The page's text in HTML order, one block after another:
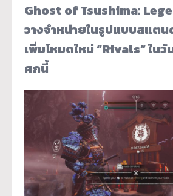
Ghost of Tsushima:
วางจำหน่ายในรูปแบบสแต
เพิ่มโหมดใหม่ “Rivals” ใน
ศกนี้